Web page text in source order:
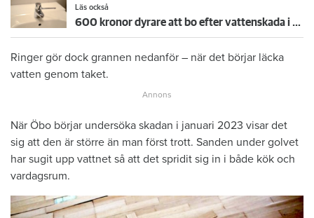
Läs också
600 kronor dyrare att bo efter vattenskada i Varberg
Ringer gör dock grannen nedanför – när det börjar läcka
vatten genom taket.
När Öbo börjar undersöka skadan i januari 2023 visar det
sig att den är större än man först trott. Sanden under golvet
har sugit upp vattnet så att det spridit sig in i både kök och
vardagsrum.